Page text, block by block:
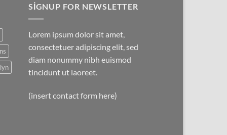
lyn
SIGNUP FOR NEWSLETTER
Lorem ipsum dolor sit amet,
consectetuer adipiscing elit, sed
diam nonummy nibh euismod
tincidunt ut laoreet.
(insert contact form here)